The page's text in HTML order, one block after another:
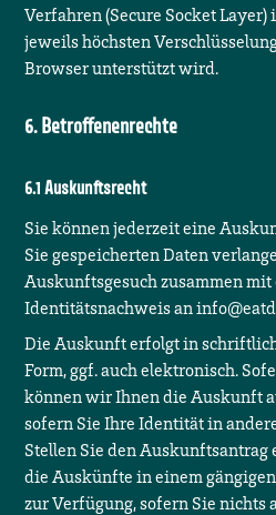
Verfahren (Secure Socket
jeweils höchsten
Browser unterstützt wird.
Betroffenenrechte
Auskunftsrecht
Sie können jederzeit eine
Sie gespeicherten Daten
Auskunftsgesuch zusammen
Identitätsnachweis an
Die Auskunft erfolgt in
Form, ggf. auch elektronisch.
können wir Ihnen die Auskunft
sofern Sie Ihre Identität in
Stellen Sie den
die Auskünfte in einem
zur Verfügung, sofern Sie nichts